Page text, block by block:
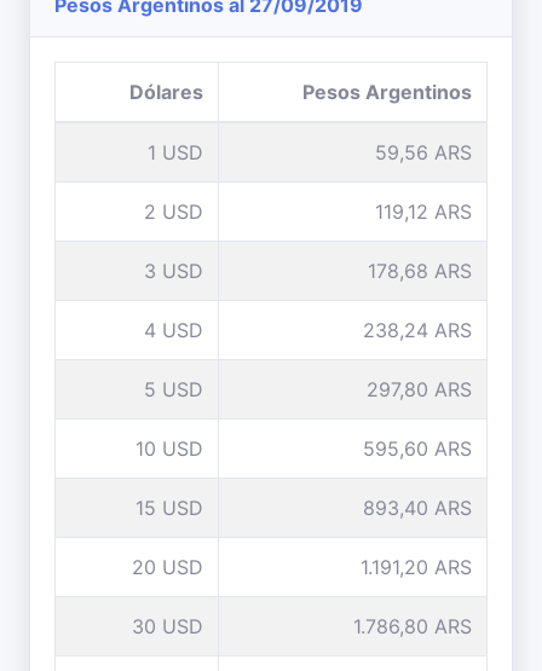
Pesos Argentinos al 27/09/2019
Dólares Pesos Argentinos
1 USD 59,56 ARS
2 USD 119,12 ARS
3 USD 178,68 ARS
4 USD 238,24 ARS
5 USD 297,80 ARS
10 USD 595,60 ARS
15 USD 893,40 ARS
20 USD 1.191,20 ARS
30 USD 1.786,80 ARS